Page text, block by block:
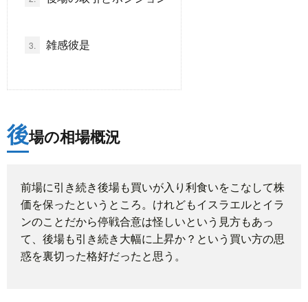
3. 雑感彼是
後場の相場概況
前場に引き続き後場も買いが入り利食いをこなして株
価を保ったというところ。けれどもイスラエルとイラ
ンのことだから停戦合意は怪しいという見方もあっ
て、後場も引き続き大幅に上昇か？という買い方の思
惑を裏切った格好だったと思う。